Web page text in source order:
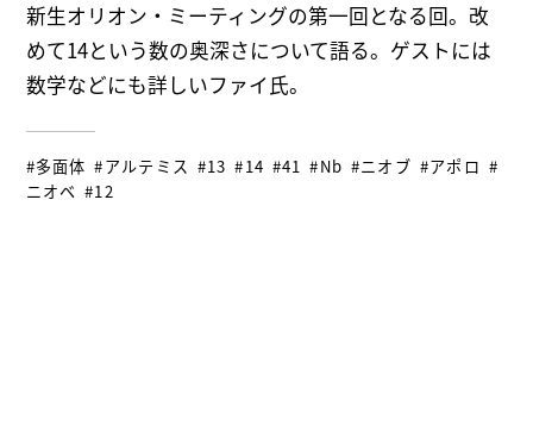
新生オリオン・ミーティングの第一回となる回。改
めて14という数の奥深さについて語る。ゲストには
数学などにも詳しいファイ氏。
#多面体 #アルテミス #13 #14 #41 #Nb #ニオブ #アポロ #
ニオベ #12